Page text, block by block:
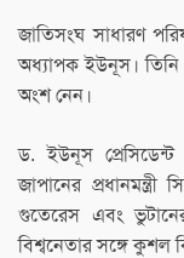
জাতিসংঘ সাধারণ
অধ্যাপক ইউনূস। তিনি
অংশ নেন।
ড. ইউনূস প্রেসিডেন্ট
জাপানের
গুতেরেস এবং
বিশ্বনেতার সঙ্গে কুশল